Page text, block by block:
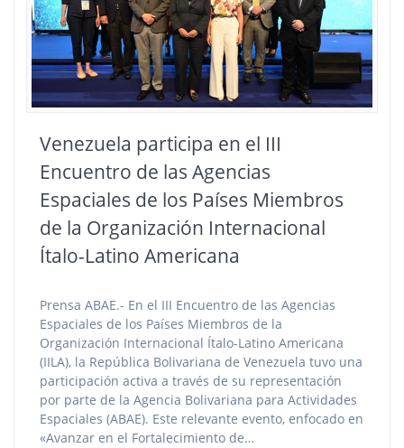
Venezuela participa en el III
Encuentro de las Agencias
Espaciales de los Países Miembros
de la Organización Internacional
Ítalo-Latino Americana
Prensa ABAE.- En el III Encuentro de las Agencias
Espaciales de los Países Miembros de la
Organización Internacional Ítalo-Latino Americana
(IILA), la República Bolivariana de Venezuela tuvo una
participación activa a través de su representación
por parte de la Agencia Bolivariana para Actividades
Espaciales (ABAE). Este relevante evento, enfocado en
«Avanzar en el Fortalecimiento de…